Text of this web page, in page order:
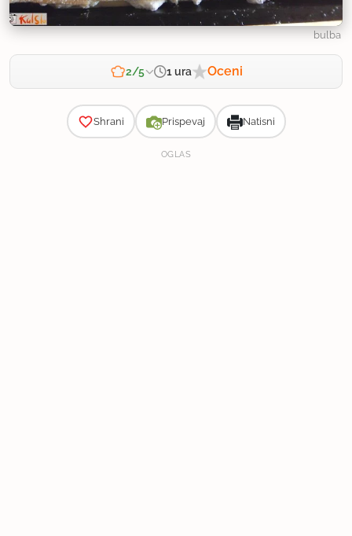
bulba
2/5 1 ura Oceni
Shrani Prispevaj Natisni
OGLAS